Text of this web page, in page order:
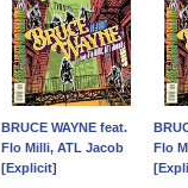
Anker Soundcore P40i
オフホワイト
￥5,990
ブラ
￥
BRUCE WAYNE feat.
Flo Milli, ATL Jacob
[Explicit]
Flo